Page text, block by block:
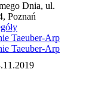
Dnia, ul.
Poznań